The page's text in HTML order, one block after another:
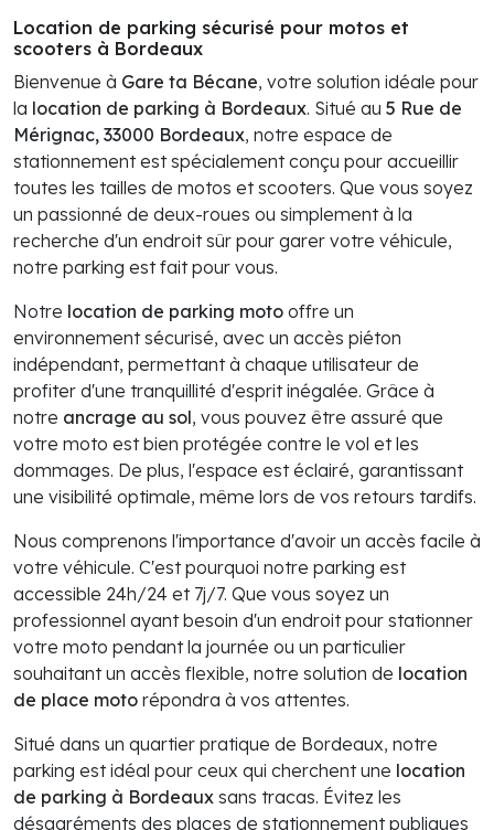
Location de parking sécurisé pour motos et
scooters à Bordeaux
Bienvenue à Gare ta Bécane, votre solution idéale pour
la location de parking à Bordeaux. Situé au 5 Rue de
Mérignac, 33000 Bordeaux, notre espace de
stationnement est spécialement conçu pour accueillir
toutes les tailles de motos et scooters. Que vous soyez
un passionné de deux-roues ou simplement à la
recherche d'un endroit sûr pour garer votre véhicule,
notre parking est fait pour vous.
Notre location de parking moto offre un
environnement sécurisé, avec un accès piéton
indépendant, permettant à chaque utilisateur de
profiter d'une tranquillité d'esprit inégalée. Grâce à
notre ancrage au sol, vous pouvez être assuré que
votre moto est bien protégée contre le vol et les
dommages. De plus, l'espace est éclairé, garantissant
une visibilité optimale, même lors de vos retours tardifs.
Nous comprenons l'importance d'avoir un accès facile à
votre véhicule. C'est pourquoi notre parking est
accessible 24h/24 et 7j/7. Que vous soyez un
professionnel ayant besoin d'un endroit pour stationner
votre moto pendant la journée ou un particulier
souhaitant un accès flexible, notre solution de location
de place moto répondra à vos attentes.
Situé dans un quartier pratique de Bordeaux, notre
parking est idéal pour ceux qui cherchent une location
de parking à Bordeaux sans tracas. Évitez les
désagréments des places de stationnement publiques